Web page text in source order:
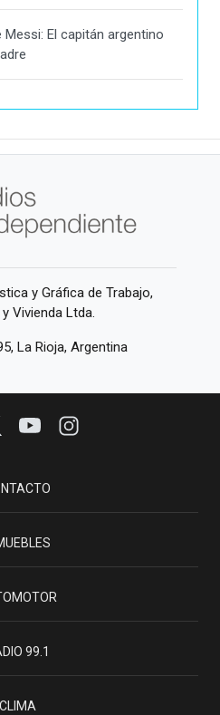
El capitán argentino
y Gráfica de Trabajo,
Vivienda Ltda.
La Rioja, Argentina
99.1
CLIMA